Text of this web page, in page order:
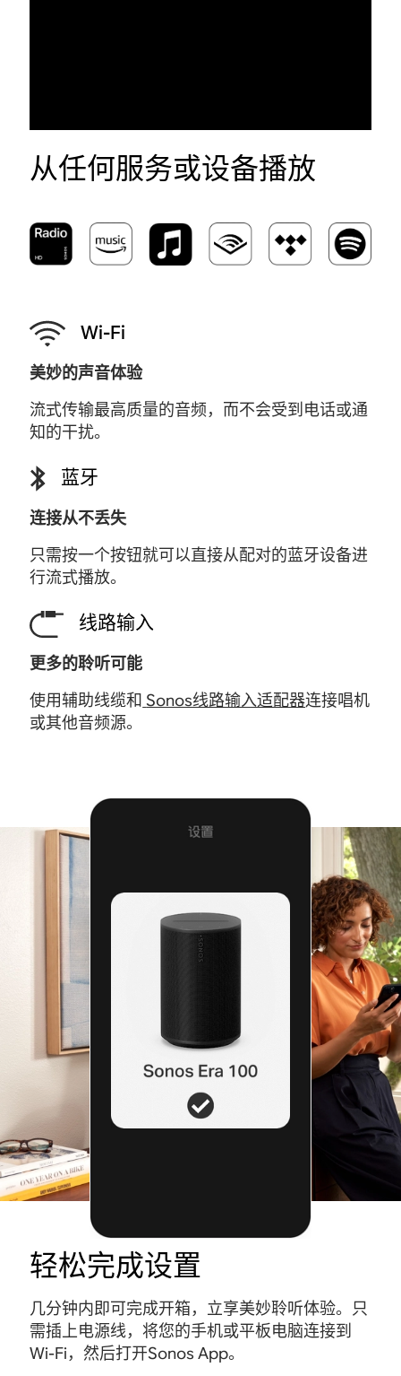
从任何服务或设备播放
Wi-Fi
美妙的声音体验
流式传输最高质量的音频，而不会受到电话或通
知的干扰。
蓝牙
连接从不丢失
只需按一个按钮就可以直接从配对的蓝牙设备进
行流式播放。
线路输入
更多的聆听可能
使用辅助线缆和 Sonos线路输入适配器连接唱机
或其他音频源。
轻松完成设置
几分钟内即可完成开箱，立享美妙聆听体验。只
需插上电源线，将您的手机或平板电脑连接到
Wi-Fi，然后打开Sonos App。